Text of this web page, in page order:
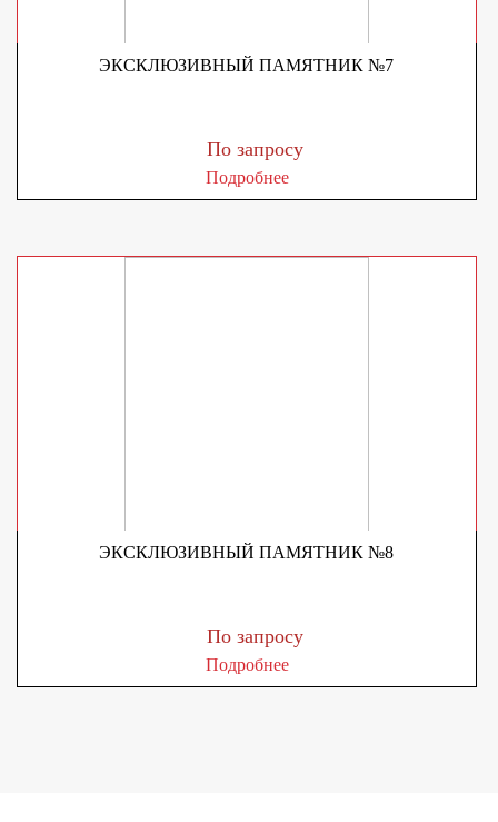
ЭКСКЛЮЗИВНЫЙ ПАМЯТНИК №7
По запросу
Подробнее
ЭКСКЛЮЗИВНЫЙ ПАМЯТНИК №8
По запросу
Подробнее